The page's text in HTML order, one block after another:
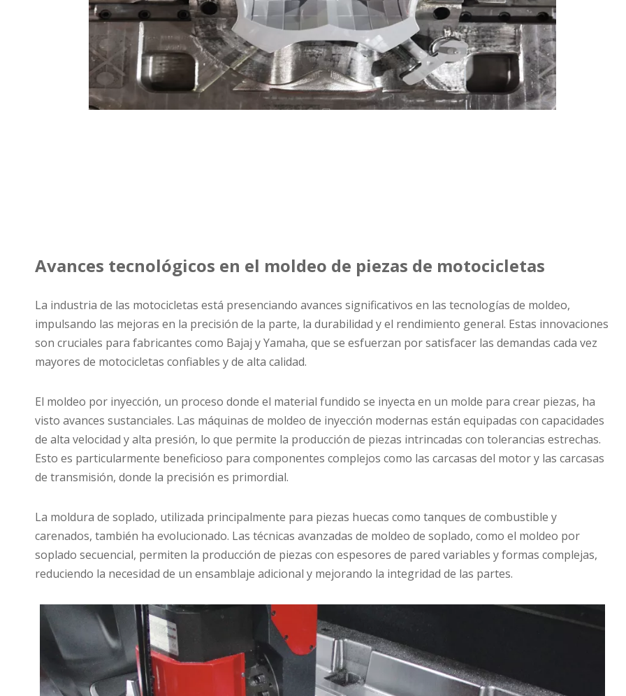
Avances tecnológicos en el moldeo de piezas de motocicletas
La industria de las motocicletas está presenciando avances significativos en las tecnologías de moldeo,
impulsando las mejoras en la precisión de la parte, la durabilidad y el rendimiento general. Estas innovaciones
son cruciales para fabricantes como Bajaj y Yamaha, que se esfuerzan por satisfacer las demandas cada vez
mayores de motocicletas confiables y de alta calidad.
El moldeo por inyección, un proceso donde el material fundido se inyecta en un molde para crear piezas, ha
visto avances sustanciales. Las máquinas de moldeo de inyección modernas están equipadas con capacidades
de alta velocidad y alta presión, lo que permite la producción de piezas intrincadas con tolerancias estrechas.
Esto es particularmente beneficioso para componentes complejos como las carcasas del motor y las carcasas
de transmisión, donde la precisión es primordial.
La moldura de soplado, utilizada principalmente para piezas huecas como tanques de combustible y
carenados, también ha evolucionado. Las técnicas avanzadas de moldeo de soplado, como el moldeo por
soplado secuencial, permiten la producción de piezas con espesores de pared variables y formas complejas,
reduciendo la necesidad de un ensamblaje adicional y mejorando la integridad de las partes.